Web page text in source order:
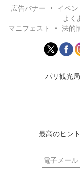
広告バナー • イベ
よく
マニフェスト
• 法的
パリ観光
最高のヒン